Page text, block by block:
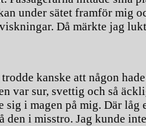
under sätet framför mig
Då märkte jag
trodde kanske att någon
var sur, svettig och så
sig i magen på mig. Där
den i misstro. Jag kunde